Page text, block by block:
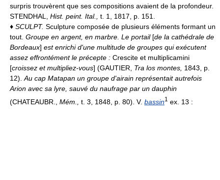
surpris trouvèrent que ses compositions avaient de la profondeur.
STENDHAL, Hist. peint. Ital., t. 1, 1817, p. 151.
♦ SCULPT. Sculpture composée de plusieurs éléments formant un
tout. Groupe en argent, en marbre. Le portail [de la cathédrale de
Bordeaux] est enrichi d'une multitude de groupes qui exécutent
assez effrontément le précepte : Crescite et multiplicamini
[croissez et multipliez-vous] (GAUTIER, Tra los montes, 1843, p.
12). Au cap Matapan un groupe d'airain représentait autrefois
Arion avec sa lyre, sauvé du naufrage par un dauphin
(CHATEAUBR., Mém., t. 3, 1848, p. 80). V. bassin1 ex. 13 :